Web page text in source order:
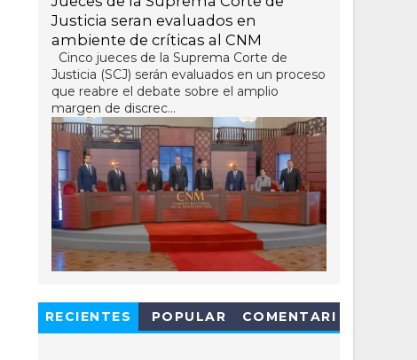
Justicia seran evaluados en
ambiente de críticas al CNM
Cinco jueces de la Suprema Corte de
Justicia (SCJ) serán evaluados en un proceso
que reabre el debate sobre el amplio
margen de discrec...
RECIENTES POPULAR
COMENTARI